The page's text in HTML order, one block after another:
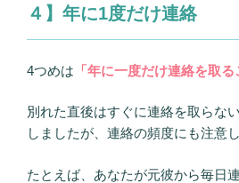
４】年に1度だけ連絡
4つめは 「年に一度だけ連絡を取る
別れた直後はすぐに連絡を取らな
しましたが、連絡の頻度にも注意
たとえば、あなたが元彼から毎日